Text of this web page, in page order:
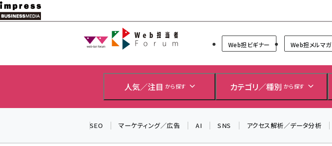
メ
イ
Web担当者Forum
Web担ビギナー Web担メルマガ
人気／注目 から探す カテゴリ／種別 から探す
SEO マーケティング／広告 AI SNS アクセス解析／データ分析